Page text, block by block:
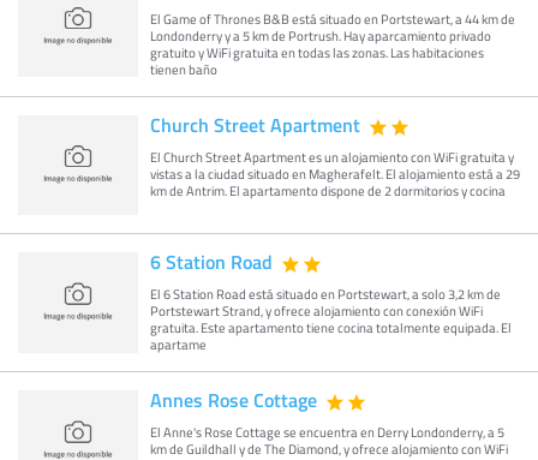
El Game of Thrones B&B está situado en Portstewart, a 44 km de
Londonderry y a 5 km de Portrush. Hay aparcamiento privado
gratuito y WiFi gratuita en todas las zonas. Las habitaciones
tienen baño
Church Street Apartment
El Church Street Apartment es un alojamiento con WiFi gratuita y
vistas a la ciudad situado en Magherafelt. El alojamiento está a 29
km de Antrim. El apartamento dispone de 2 dormitorios y cocina
6 Station Road
El 6 Station Road está situado en Portstewart, a solo 3,2 km de
Portstewart Strand, y ofrece alojamiento con conexión WiFi
gratuita. Este apartamento tiene cocina totalmente equipada. El
apartame
Annes Rose Cottage
El Anne's Rose Cottage se encuentra en Derry Londonderry, a 5
km de Guildhall y de The Diamond, y ofrece alojamiento con WiFi